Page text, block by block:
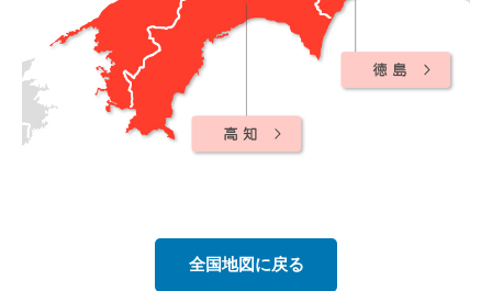
全国地図に戻る